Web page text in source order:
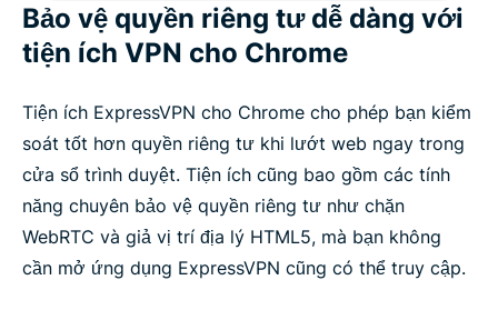
Bảo vệ quyền riêng tư dễ dàng với
tiện ích VPN cho Chrome
Tiện ích ExpressVPN cho Chrome cho phép bạn kiểm
soát tốt hơn quyền riêng tư khi lướt web ngay trong
cửa sổ trình duyệt. Tiện ích cũng bao gồm các tính
năng chuyên bảo vệ quyền riêng tư như chặn
WebRTC và giả vị trí địa lý HTML5, mà bạn không
cần mở ứng dụng ExpressVPN cũng có thể truy cập.